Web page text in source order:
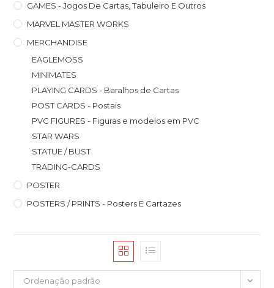
GAMES - Jogos De Cartas, Tabuleiro E Outros
MARVEL MASTER WORKS
MERCHANDISE
EAGLEMOSS
MINIMATES
PLAYING CARDS - Baralhos de Cartas
POST CARDS - Postais
PVC FIGURES - Figuras e modelos em PVC
STAR WARS
STATUE / BUST
TRADING-CARDS
POSTER
POSTERS / PRINTS - Posters E Cartazes
Ordenação padrão